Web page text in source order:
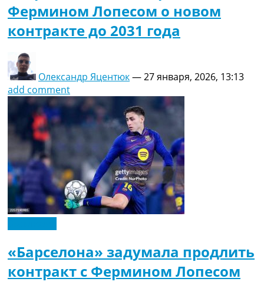
Фермином Лопесом о новом
контракте до 2031 года
Олександр Яцентюк—27 января, 2026, 13:13
add comment
«Барселона» задумала продлить
контракт с Фермином Лопесом